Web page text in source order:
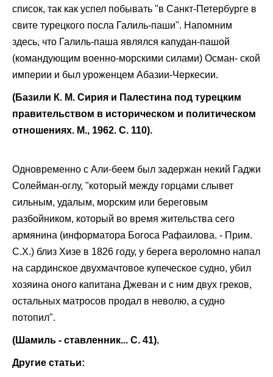
список, так как успел побывать "в Санкт-Петербурге в
свите турецкого посла Галиль-паши". Напомним
здесь, что Галиль-паша являлся капудан-пашой
(командующим военно-морскими силами) Осман- ской
империи и был уроженцем Абазии-Черкесии.
(Базили К. М. Сирия и Палестина под турецким
правительством в историческом и политическом
отношениях. М., 1962. С. 110).
Одновременно с Али-беем был задержан некий Гаджи
Солейман-оглу, "который между горцами слывет
сильным, удалым, морским или береговым
разбойником, который во время жительства сего
армянина (информатора Богоса Рафаилова. - Прим.
С.Х.) близ Хизе в 1826 году, у берега вероломно напал
на сардинское двухмачтовое купеческое судно, убил
хозяина оного капитана Джеван и с ним двух греков,
остальных матросов продал в неволю, а судно
потопил".
(Шамиль - ставленник... С. 41).
Другие статьи: